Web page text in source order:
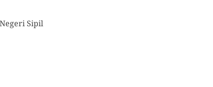
Sipil